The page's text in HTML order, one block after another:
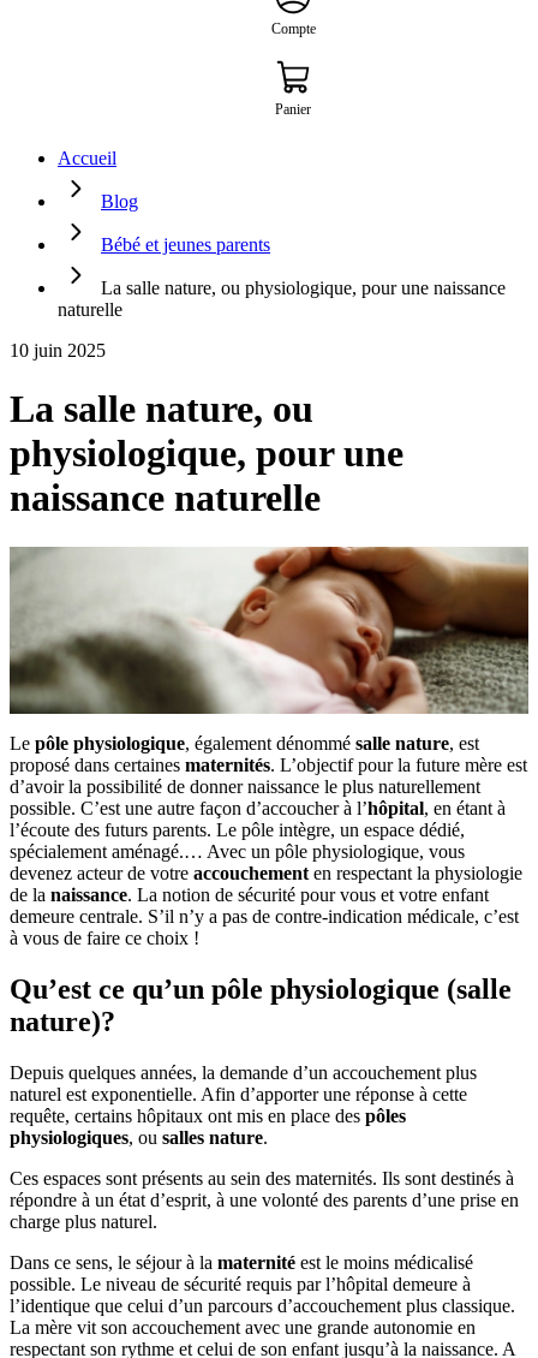
Compte
Panier
Accueil
Blog
Bébé et jeunes parents
La salle nature, ou physiologique, pour une naissance
naturelle
10 juin 2025
La salle nature, ou
physiologique, pour une
naissance naturelle
Le pôle physiologique, également dénommé salle nature, est
proposé dans certaines maternités. L’objectif pour la future mère est
d’avoir la possibilité de donner naissance le plus naturellement
possible. C’est une autre façon d’accoucher à l’hôpital, en étant à
l’écoute des futurs parents. Le pôle intègre, un espace dédié,
spécialement aménagé.… Avec un pôle physiologique, vous
devenez acteur de votre accouchement en respectant la physiologie
de la naissance. La notion de sécurité pour vous et votre enfant
demeure centrale. S’il n’y a pas de contre-indication médicale, c’est
à vous de faire ce choix !
Qu’est ce qu’un pôle physiologique (salle
nature)?
Depuis quelques années, la demande d’un accouchement plus
naturel est exponentielle. Afin d’apporter une réponse à cette
requête, certains hôpitaux ont mis en place des pôles
physiologiques, ou salles nature.
Ces espaces sont présents au sein des maternités. Ils sont destinés à
répondre à un état d’esprit, à une volonté des parents d’une prise en
charge plus naturel.
Dans ce sens, le séjour à la maternité est le moins médicalisé
possible. Le niveau de sécurité requis par l’hôpital demeure à
l’identique que celui d’un parcours d’accouchement plus classique.
La mère vit son accouchement avec une grande autonomie en
respectant son rythme et celui de son enfant jusqu’à la naissance. A